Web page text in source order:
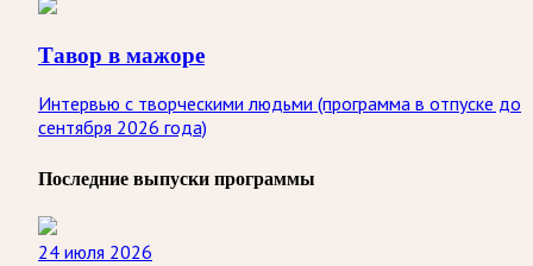
Тавор в мажоре
Интервью с творческими людьми (программа в отпуске до
сентября 2026 года)
Последние выпуски программы
24 июля 2026